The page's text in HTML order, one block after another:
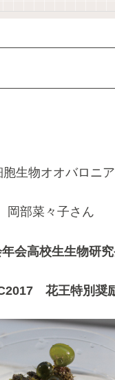
生物オオバロニ
岡部菜々子さん
会高校生生物研
花王特別奨